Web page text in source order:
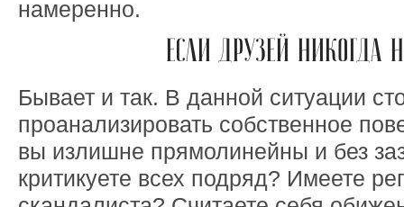
намеренно.
ЕСЛИ ДРУЗЕЙ НИКОГДА
Бывает и так. В данной ситуации
проанализировать собственное
вы излишне прямолинейны и без
критикуете всех подряд? Имеете